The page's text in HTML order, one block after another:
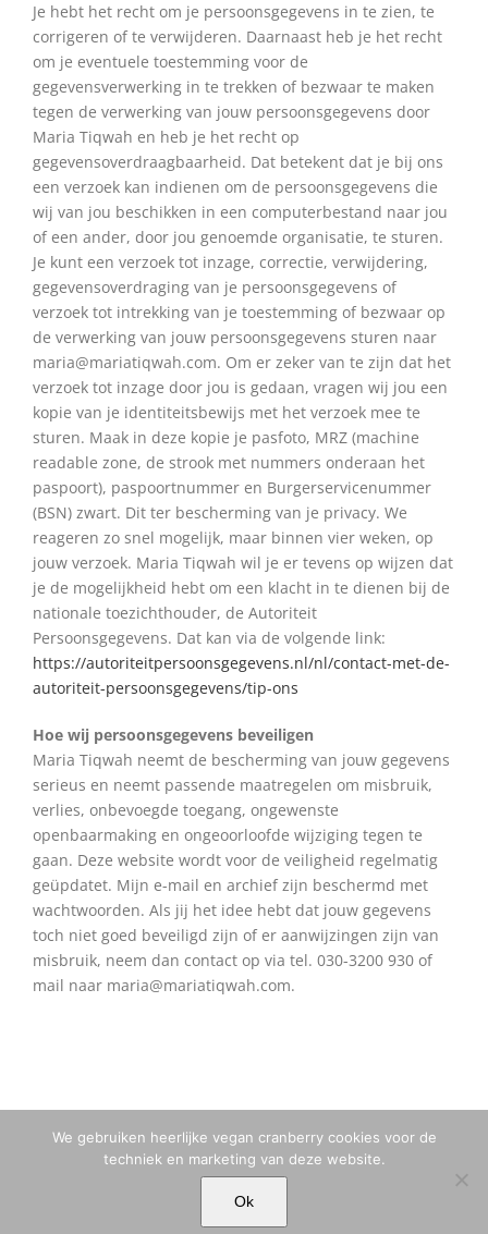
Je hebt het recht om je persoonsgegevens in te zien, te
corrigeren of te verwijderen. Daarnaast heb je het recht
om je eventuele toestemming voor de
gegevensverwerking in te trekken of bezwaar te maken
tegen de verwerking van jouw persoonsgegevens door
Maria Tiqwah en heb je het recht op
gegevensoverdraagbaarheid. Dat betekent dat je bij ons
een verzoek kan indienen om de persoonsgegevens die
wij van jou beschikken in een computerbestand naar jou
of een ander, door jou genoemde organisatie, te sturen.
Je kunt een verzoek tot inzage, correctie, verwijdering,
gegevensoverdraging van je persoonsgegevens of
verzoek tot intrekking van je toestemming of bezwaar op
de verwerking van jouw persoonsgegevens sturen naar
maria@mariatiqwah.com. Om er zeker van te zijn dat het
verzoek tot inzage door jou is gedaan, vragen wij jou een
kopie van je identiteitsbewijs met het verzoek mee te
sturen. Maak in deze kopie je pasfoto, MRZ (machine
readable zone, de strook met nummers onderaan het
paspoort), paspoortnummer en Burgerservicenummer
(BSN) zwart. Dit ter bescherming van je privacy. We
reageren zo snel mogelijk, maar binnen vier weken, op
jouw verzoek. Maria Tiqwah wil je er tevens op wijzen dat
je de mogelijkheid hebt om een klacht in te dienen bij de
nationale toezichthouder, de Autoriteit
Persoonsgegevens. Dat kan via de volgende link:
https://autoriteitpersoonsgegevens.nl/nl/contact-met-de-
autoriteit-persoonsgegevens/tip-ons
Hoe wij persoonsgegevens beveiligen
Maria Tiqwah neemt de bescherming van jouw gegevens
serieus en neemt passende maatregelen om misbruik,
verlies, onbevoegde toegang, ongewenste
openbaarmaking en ongeoorloofde wijziging tegen te
gaan. Deze website wordt voor de veiligheid regelmatig
geüpdatet. Mijn e-mail en archief zijn beschermd met
wachtwoorden. Als jij het idee hebt dat jouw gegevens
toch niet goed beveiligd zijn of er aanwijzingen zijn van
misbruik, neem dan contact op via tel. 030-3200 930 of
mail naar maria@mariatiqwah.com.
© MARIA TIQWAH VAN ELDIK MUSA | T. +31 (0)6 23 77 88 49 |
We gebruiken heerlijke vegan cranberry cookies voor de
techniek en marketing van deze website.
Ok